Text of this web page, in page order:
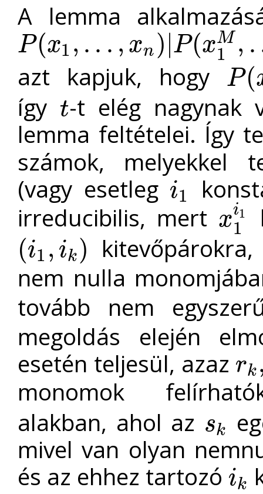
A lemma
P(x1 , . . . , xn ) P(xM
1 , .
P(x 1, ..,xn) |P (x 1M ,. ,x nM)
azt kapjuk, hogy P(
P(x1, ..,
így t
t -t elég nagynak
lemma feltételei. Így
számok, melyekkel
(vagy esetleg i1
i1
irreducibilis, mert xi1
1
x1i1
(i1 , ik)
(i 1,ik
nem nulla
tovább nem
megoldás elején
esetén teljesül, azaz rk
rk,sk
monomok
alakban, ahol az sk
sk
mivel van olyan
és az ehhez tartozó ik
ik